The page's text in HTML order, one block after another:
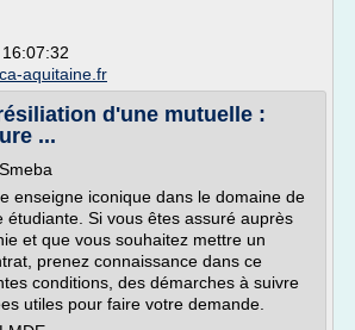
aquitaine.fr
d'une mutuelle :
...
enseigne iconique dans le domaine de
étudiante. Si vous êtes assuré auprès
et que vous souhaitez mettre un
prenez connaissance dans ce
conditions, des démarches à suivre
utiles pour faire votre demande.